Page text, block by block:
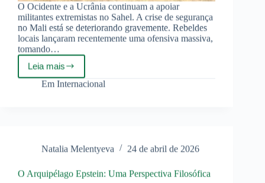
O Ocidente e a Ucrânia continuam a apoiar
militantes extremistas no Sahel. A crise de segurança
no Mali está se deteriorando gravemente. Rebeldes
locais lançaram recentemente uma ofensiva massiva,
tomando…
Leia mais
Forças
russas
ajudam
terrorista
Em Internacional
Natalia Melentyeva 24 de abril de 2026
O Arquipélago Epstein: Uma Perspectiva Filosófica